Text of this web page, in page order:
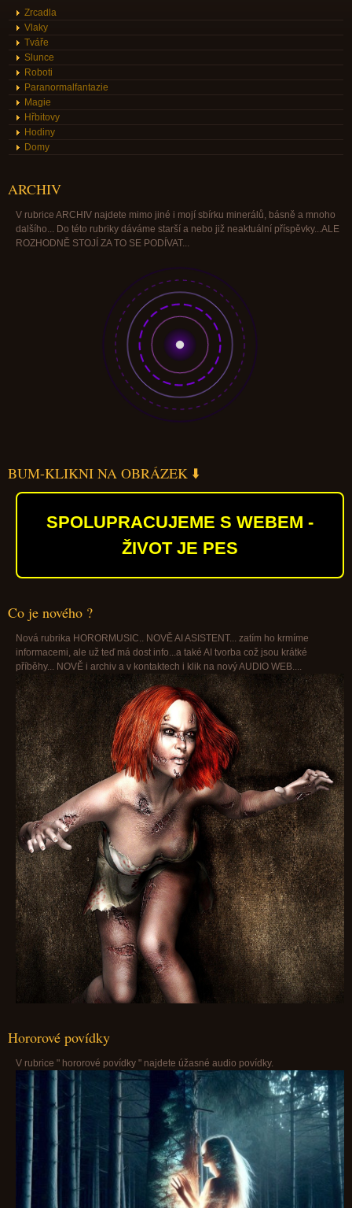
Zrcadla
Vlaky
Tváře
Slunce
Roboti
Paranormalfantazie
Magie
Hřbitovy
Hodiny
Domy
ARCHIV
V rubrice ARCHIV najdete mimo jiné i mojí sbírku minerálů, básně a mnoho
dalšího... Do této rubriky dáváme starší a nebo již neaktuální příspěvky...ALE
ROZHODNĚ STOJÍ ZA TO SE PODÍVAT...
BUM-KLIKNI NA OBRÁZEK ⬇️
SPOLUPRACUJEME S WEBEM -
ŽIVOT JE PES
Co je nového ?
Nová rubrika HORORMUSIC.. NOVĚ AI ASISTENT... zatím ho krmíme
informacemi, ale už teď má dost info...a také AI tvorba což jsou krátké
příběhy... NOVĚ i archiv a v kontaktech i klik na nový AUDIO WEB....
Hororové povídky
V rubrice " hororové povídky " najdete úžasné audio povídky.